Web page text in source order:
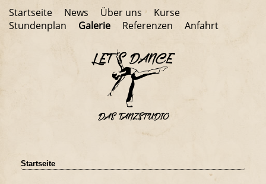
Startseite News Über uns
Kurse
Stundenplan
Galerie Referenzen Anfahrt
Startseite